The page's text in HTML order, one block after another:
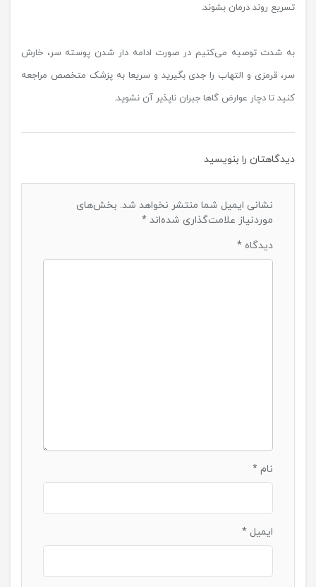
تسریع روند درمان بشوند.
به شدت توصیه می‌کنیم در صورت ادامه دار شدن پوسته سر، خارش
سر، قرمزی و التهاب را جدی بگیرید و سریعا به پزشک متخصص مراجعه
کنید تا دچار عوارض گاها جبران ناپذیر آن نشوید.
دیدگاهتان را بنویسید
نشانی ایمیل شما منتشر نخواهد شد. بخش‌های
موردنیاز علامت‌گذاری شده‌اند *
دیدگاه *
نام *
ایمیل *